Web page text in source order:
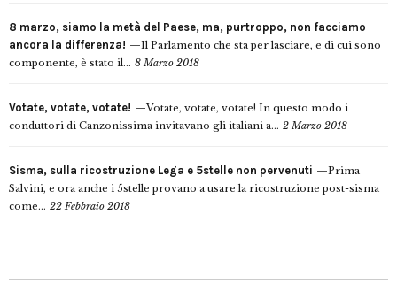
8 marzo, siamo la metà del Paese, ma, purtroppo, non facciamo
ancora la differenza!
Il Parlamento che sta per lasciare, e di cui sono
componente, è stato il... 8 Marzo 2018
Votate, votate, votate!
Votate, votate, votate! In questo modo i
conduttori di Canzonissima invitavano gli italiani a... 2 Marzo 2018
Sisma, sulla ricostruzione Lega e 5stelle non pervenuti
Prima
Salvini, e ora anche i 5stelle provano a usare la ricostruzione post-sisma
come... 22 Febbraio 2018